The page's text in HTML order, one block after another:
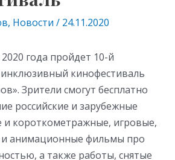
, Новости / 24.11.2020
года пройдет 10-й
кинофестиваль
Зрители смогут бесплатно
российские и зарубежные
короткометражные, игровые,
анимационные фильмы про
а также работы, снятые